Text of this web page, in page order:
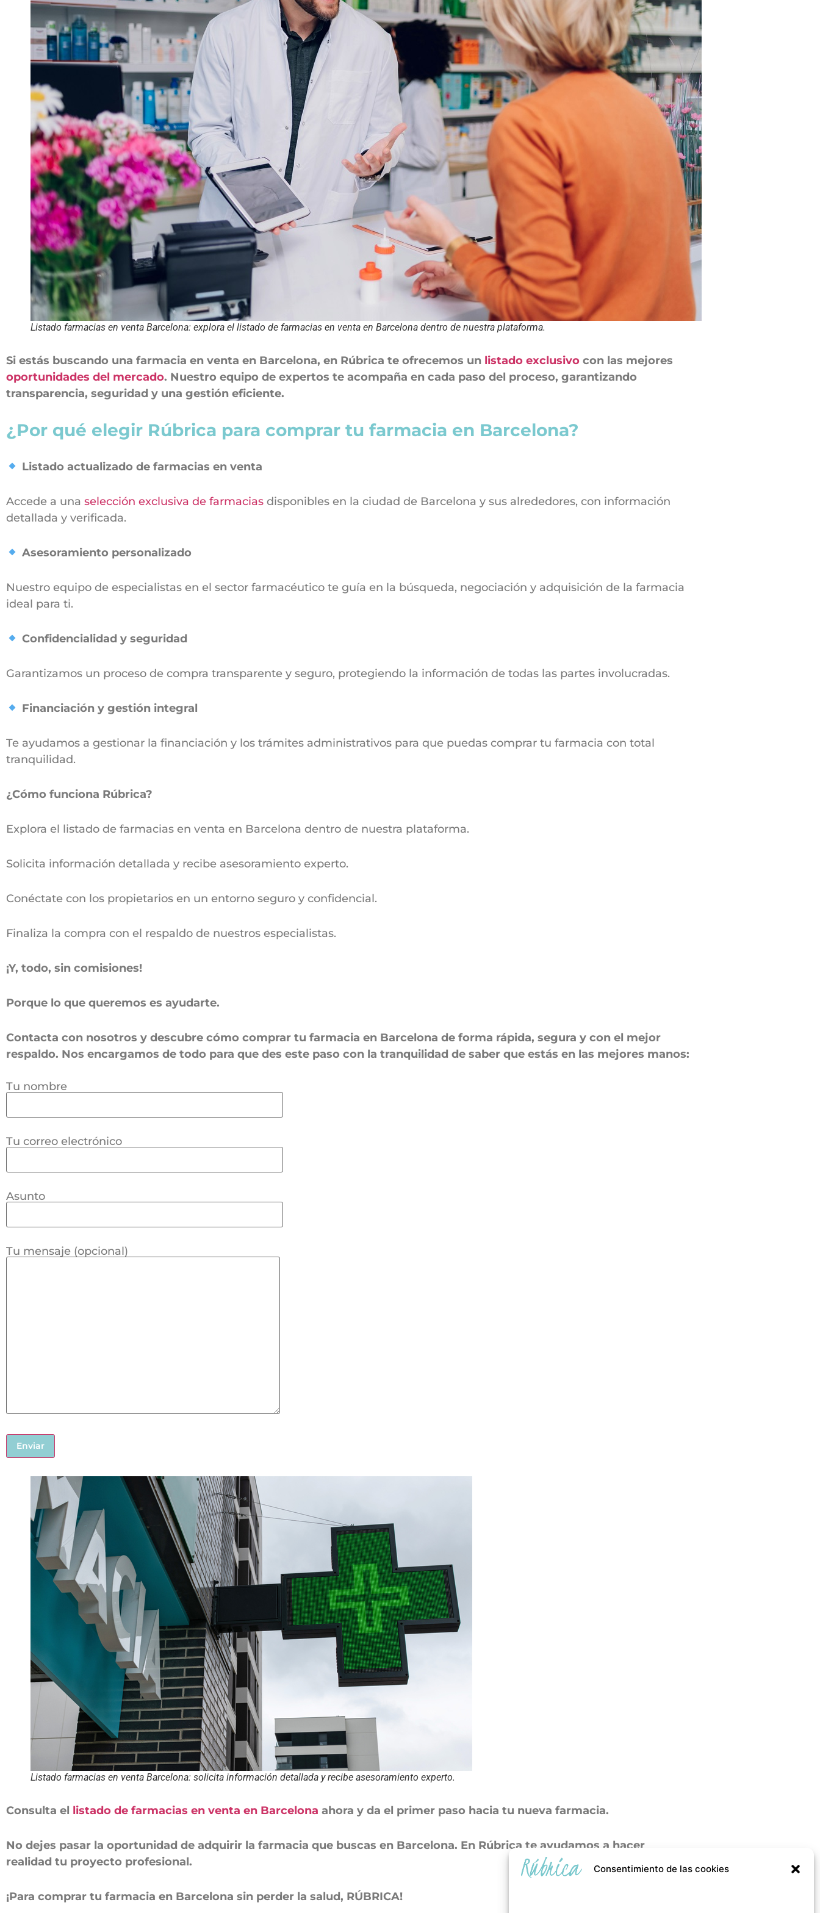
Consentimiento de las cookies
Listado farmacias en venta Barcelona: explora el listado de farmacias en venta en Barcelona dentro de nuestra plataforma.
Si estás buscando una farmacia en venta en Barcelona, en Rúbrica te ofrecemos un listado exclusivo con las mejores
oportunidades del mercado. Nuestro equipo de expertos te acompaña en cada paso del proceso, garantizando
transparencia, seguridad y una gestión eficiente.
¿Por qué elegir Rúbrica para comprar tu farmacia en Barcelona?
Listado actualizado de farmacias en venta
Accede a una selección exclusiva de farmacias disponibles en la ciudad de Barcelona y sus alrededores, con información
detallada y verificada.
Asesoramiento personalizado
Nuestro equipo de especialistas en el sector farmacéutico te guía en la búsqueda, negociación y adquisición de la farmacia
ideal para ti.
Confidencialidad y seguridad
Garantizamos un proceso de compra transparente y seguro, protegiendo la información de todas las partes involucradas.
Financiación y gestión integral
Te ayudamos a gestionar la financiación y los trámites administrativos para que puedas comprar tu farmacia con total
tranquilidad.
¿Cómo funciona Rúbrica?
Explora el listado de farmacias en venta en Barcelona dentro de nuestra plataforma.
Solicita información detallada y recibe asesoramiento experto.
Conéctate con los propietarios en un entorno seguro y confidencial.
Finaliza la compra con el respaldo de nuestros especialistas.
¡Y, todo, sin comisiones!
Porque lo que queremos es ayudarte.
Contacta con nosotros y descubre cómo comprar tu farmacia en Barcelona de forma rápida, segura y con el mejor
respaldo. Nos encargamos de todo para que des este paso con la tranquilidad de saber que estás en las mejores manos:
Tu nombre
Tu correo electrónico
Asunto
Tu mensaje (opcional)
Listado farmacias en venta Barcelona: solicita información detallada y recibe asesoramiento experto.
Consulta el listado de farmacias en venta en Barcelona ahora y da el primer paso hacia tu nueva farmacia.
No dejes pasar la oportunidad de adquirir la farmacia que buscas en Barcelona. En Rúbrica te ayudamos a hacer
realidad tu proyecto profesional.
¡Para comprar tu farmacia en Barcelona sin perder la salud, RÚBRICA!